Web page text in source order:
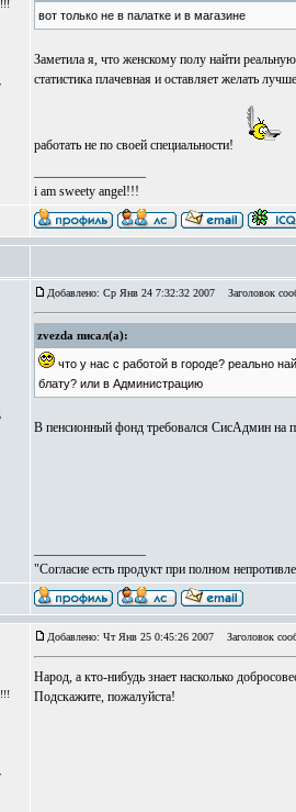
вот только не в палатке и в магазине
Заметила я, что женскому полу найти
статистика плачевная и оставляет желать
работать не по своей специальности!
i am sweety angel!!!
Добавлено: Ср Янв 24 7:32:32 2007 Заголовок
zvezda писал(а):
что у нас с работой в городе? реально
блату? или в Администрацию
В пенсионный фонд требовался СисАдмин на
"Согласие есть продукт при полном
Добавлено: Чт Янв 25 0:45:26 2007 Заголовок
Народ, а кто-нибудь знает насколько
Подскажите, пожалуйста!